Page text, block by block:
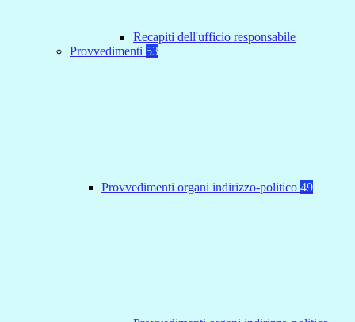
Recapiti dell'ufficio responsabile
Provvedimenti 53
Provvedimenti organi indirizzo-politico 49